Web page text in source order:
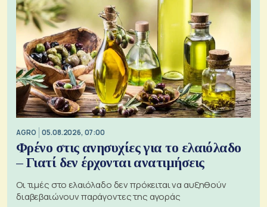
AGRO 05.08.2026, 07:00
Φρένο στις ανησυχίες για το ελαιόλαδο
– Γιατί δεν έρχονται ανατιμήσεις
Οι τιμές στο ελαιόλαδο δεν πρόκειται να αυξηθούν
διαβεβαιώνουν παράγοντες της αγοράς